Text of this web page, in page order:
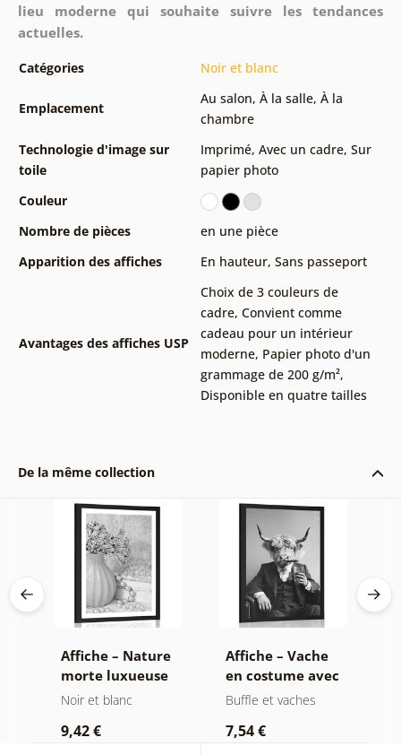
lieu moderne qui souhaite suivre les tendances
actuelles.
Catégories Noir et blanc
Emplacement
Au salon, À la salle, À la
chambre
Technologie d'image sur
toile
Imprimé, Avec un cadre, Sur
papier photo
Couleur
Nombre de pièces
en une pièce
Apparition des affiches
En hauteur, Sans passeport
Avantages des affiches USP
Choix de 3 couleurs de
cadre, Convient comme
cadeau pour un intérieur
moderne, Papier photo d'un
grammage de 200 g/m²,
Disponible en quatre tailles
De la même collection
Affiche – Nature
morte luxueuse
en noir et blanc
Noir et blanc
9,42 €
Affiche – Vache
en costume avec
cigare et whisky
Buffle et vaches
7,54 €